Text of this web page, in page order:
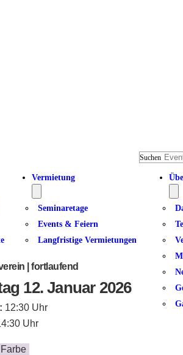
Suchen
Vermietung
Seminaretage
Events & Feiern
Langfristige Vermietungen
| fortlaufend
12. Januar 2026
12:30 Uhr
Uhr